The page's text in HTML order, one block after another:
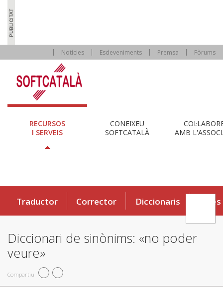
Notícies Esdeveniments Premsa Fòrums
RECURSOS
I SERVEIS
CONEIXEU
SOFTCATALÀ
AMB
Traductor Corrector Diccionaris Eines
Diccionari de sinònims: «no poder
veure»
Compartiu